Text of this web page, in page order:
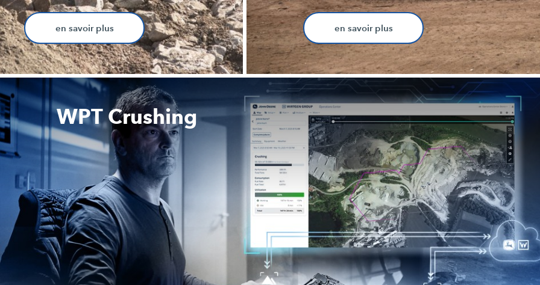
en savoir plus en savoir plus
WPT Crushing